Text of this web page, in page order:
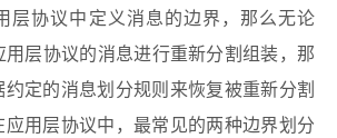
层协议中定义消息的边界，那么无论
用层协议的消息进行重新分割组装，那
定的消息划分规则来恢复被重新分割
应用层协议中，最常见的两种边界划分